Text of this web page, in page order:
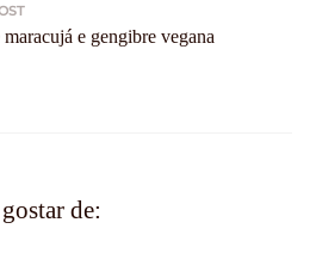
e gengibre vegana
de: